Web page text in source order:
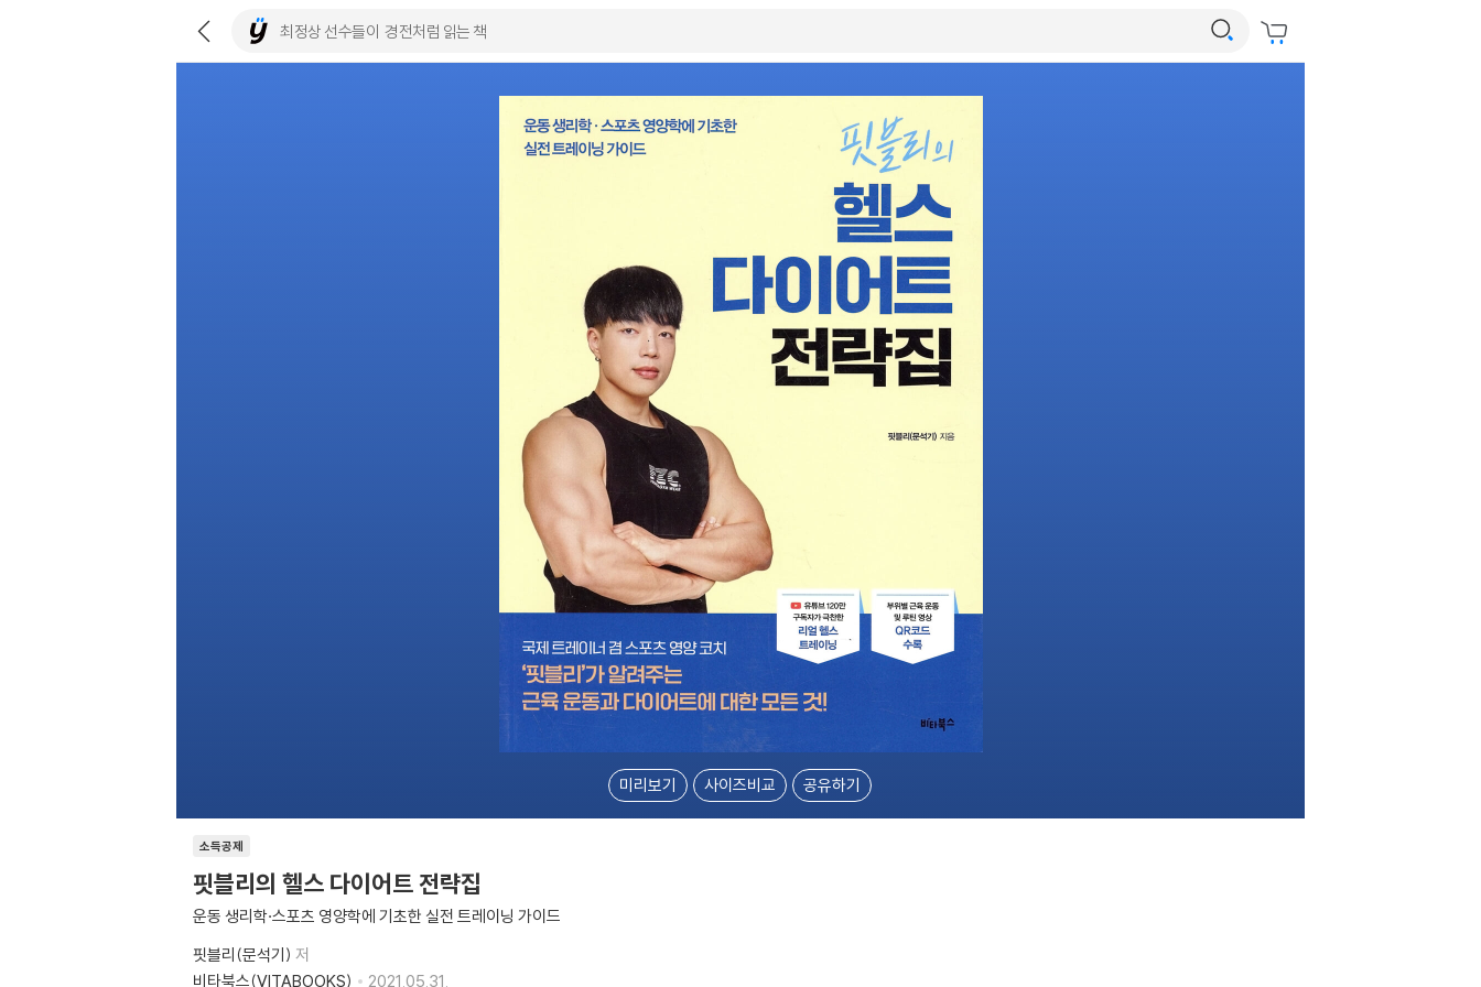
미리보기 사이즈비교 공유하기
소득공제
핏블리의 헬스 다이어트 전략집
운동 생리학·스포츠 영양학에 기초한 실전 트레이닝 가이드
핏블리(문석기) 저
비타북스(VITABOOKS)
2021.05.31.